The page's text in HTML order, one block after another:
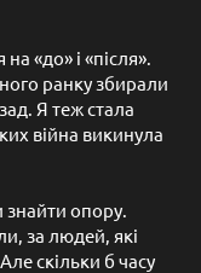
«до» і «після».
ранку збирали
Я теж стала
війна викинула
опору.
за людей, які
скільки б часу